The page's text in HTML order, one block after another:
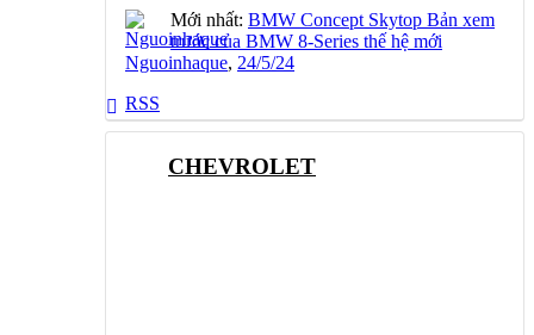
Mới nhất: BMW Concept Skytop Bản xem
trước của BMW 8-Series thế hệ mới
Nguoinhaque, 24/5/24
RSS
CHEVROLET